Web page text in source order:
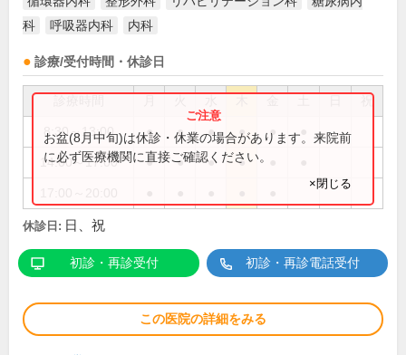
科
呼吸器内科 内科
診療/受付時間・休診日
祝
8:30～13:00 ● ● ● ● ●
14:00～17:00 ● ● ● ●
お盆(8月中旬)は休診・休業の場合があります。来院前
に必ず医療機関に直接ご確認ください。
×閉じる
休診日: 日、祝
初診・再診受付 初診・再診電話受付
この医院の詳細をみる